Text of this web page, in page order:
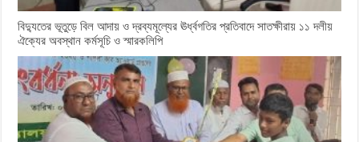
বিদ্যুতের ভূতুড়ে বিল আদায় ও দ্রব্যমূল্যের ঊর্ধ্বগতির প্রতিবাদে সাতক্ষীরায় ১১ দলীয়
ঐক্যের অবস্থান কর্মসূচি ও স্মারকলিপি